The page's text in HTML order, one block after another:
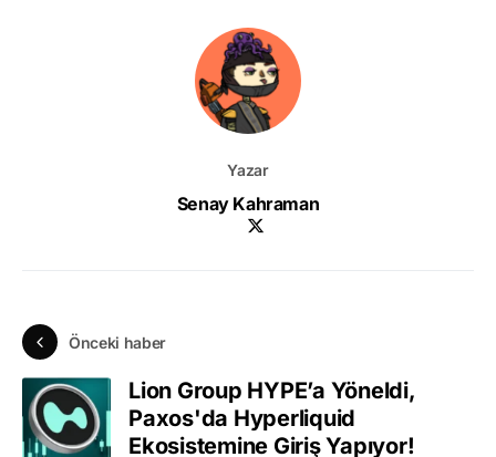
Yazar
Senay Kahraman
Önceki haber
Lion Group HYPE’a Yöneldi,
Paxos'da Hyperliquid
Ekosistemine Giriş Yapıyor!